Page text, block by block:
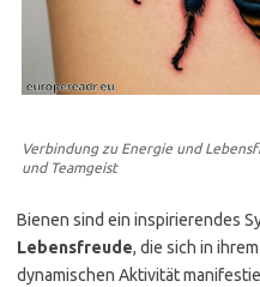
Verbindung zu Energie und
und Teamgeist
Bienen sind ein inspirierendes
Lebensfreude, die sich in
dynamischen Aktivität